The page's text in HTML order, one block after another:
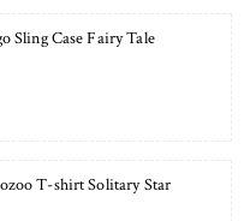
Sling Case Fairy Tale
T-shirt Solitary Star